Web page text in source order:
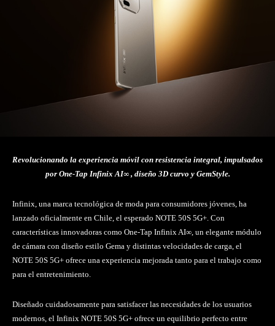
Revolucionando la experiencia móvil con resistencia integral, impulsados
por One-Tap Infinix AI∞ , diseño 3D curvo y GemStyle.
Infinix, una marca tecnológica de moda para consumidores jóvenes, ha
lanzado oficialmente en Chile, el esperado NOTE 50S 5G+. Con
características innovadoras como One-Tap Infinix AI∞, un elegante módulo
de cámara con diseño estilo Gema y distintas velocidades de carga, el
NOTE 50S 5G+ ofrece una experiencia mejorada tanto para el trabajo como
para el entretenimiento.
Diseñado cuidadosamente para satisfacer las necesidades de los usuarios
modernos, el Infinix NOTE 50S 5G+ ofrece un equilibrio perfecto entre